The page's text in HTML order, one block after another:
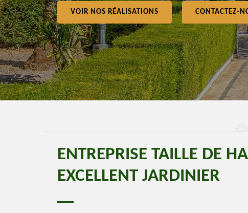
VOIR NOS RÉALISATIONS CONTACTEZ-
ENTREPRISE TAILLE DE
EXCELLENT JARDINIER